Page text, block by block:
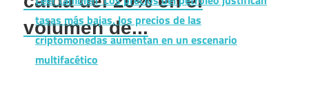
volumen de...
tasas más bajas, los precios de las
criptomonedas aumentan en un escenario
multifacético